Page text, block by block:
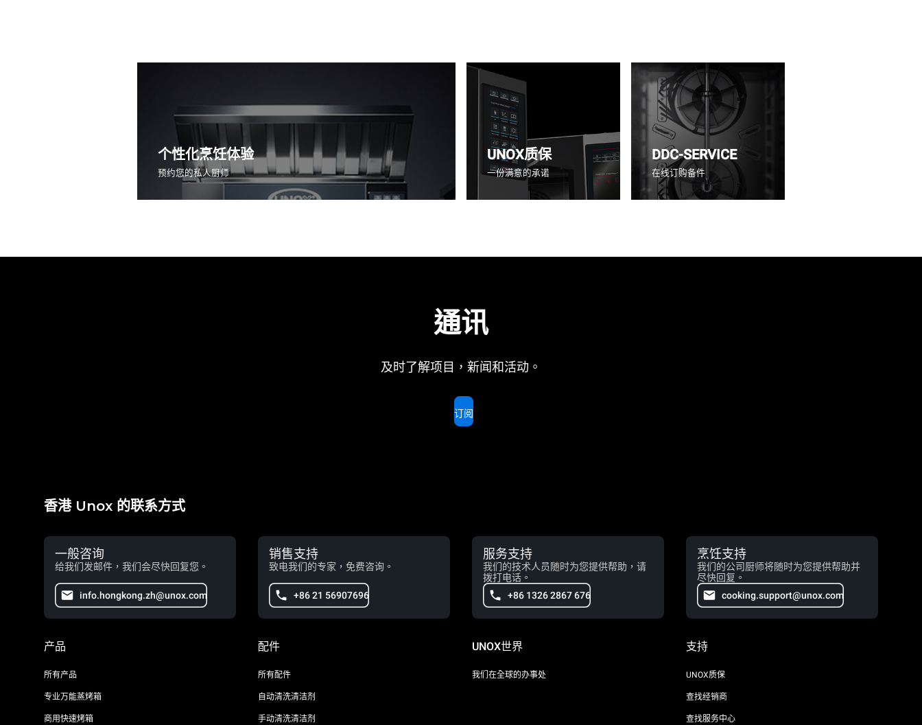
个性化烹饪体验
预约您的私人厨师
UNOX质保
一份满意的承诺
DDC-SERVICE
在线订购备件
通讯
及时了解项目，新闻和活动。
订阅
香港 Unox 的联系方式
一般咨询
给我们发邮件，我们会尽快回复您。
info.hongkong.zh@unox.com
销售支持
致电我们的专家，免费咨询。
+86 21 56907696
服务支持
我们的技术人员随时为您提供帮助，请
拨打电话。
+86 1326 2867 676
烹饪支持
我们的公司厨师将随时为您提供帮助并
尽快回复。
cooking.support@unox.com
产品
所有产品
专业万能蒸烤箱
商用快速烤箱
配件
所有配件
自动清洗清洁剂
手动清洗清洁剂
UNOX世界
我们在全球的办事处
支持
UNOX质保
查找经销商
查找服务中心